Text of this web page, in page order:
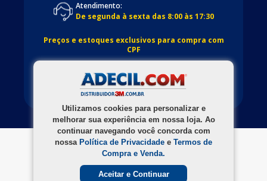
Utilizamos cookies para personalizar e
melhorar sua experiência em nossa loja. Ao
continuar navegando você concorda com
nossa Política de Privacidade e Termos de
Compra e Venda.
Aceitar e Continuar
Atendimento:
De segunda à sexta das 8:00 às 17:30
Preços e estoques exclusivos para compra com
CPF